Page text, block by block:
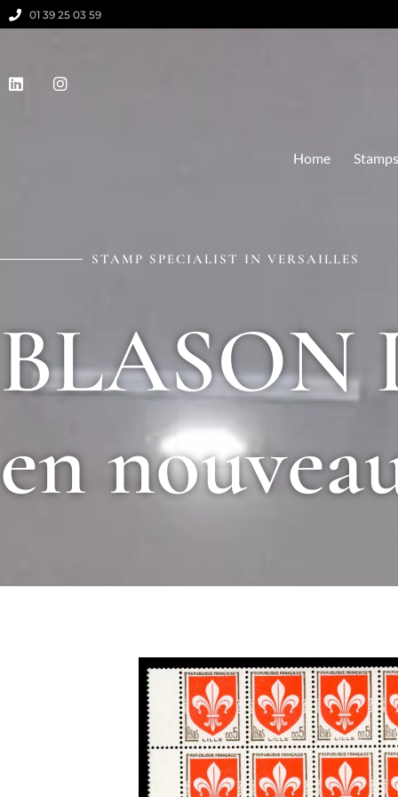
01 39 25 03 59
Home Stamps
STAMP SPECIALIST IN VERSAILLES
BLASON
en